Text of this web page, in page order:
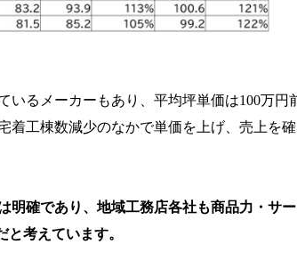
いるメーカーもあり、平均坪単価は100万円
着工棟数減少のなかで単価を上げ、売上を確
明確であり、地域工務店各社も商品力・サー
考えています。